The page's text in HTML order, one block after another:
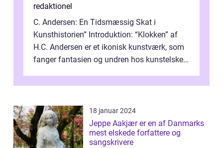
redaktionel
C. Andersen: En Tidsmæssig Skat i
Kunsthistorien” Introduktion: “Klokken” af
H.C. Andersen er et ikonisk kunstværk, som
fanger fantasien og undren hos kunstelskere
18 januar 2024
Jeppe Aakjær er en af Danmarks
mest elskede forfattere og
sangskrivere